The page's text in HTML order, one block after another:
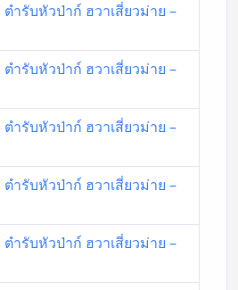
ตำรับหัวป่าก์ ฮวาเสี่ยวม่าย –
ตำรับหัวป่าก์ ฮวาเสี่ยวม่าย –
ตำรับหัวป่าก์ ฮวาเสี่ยวม่าย –
ตำรับหัวป่าก์ ฮวาเสี่ยวม่าย –
ตำรับหัวป่าก์ ฮวาเสี่ยวม่าย –